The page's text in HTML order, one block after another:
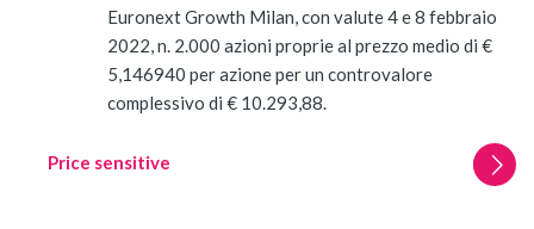
Price sensitive
Euronext Growth Milan, con valute 4 e 8 febbraio
2022, n. 2.000 azioni proprie al prezzo medio di €
5,146940 per azione per un controvalore
complessivo di € 10.293,88.